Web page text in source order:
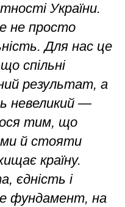
України.
не просто
ть. Для нас це
спільні
результат, а
невеликий —
тим, що
й стояти
країну.
єдність і
фундамент, на